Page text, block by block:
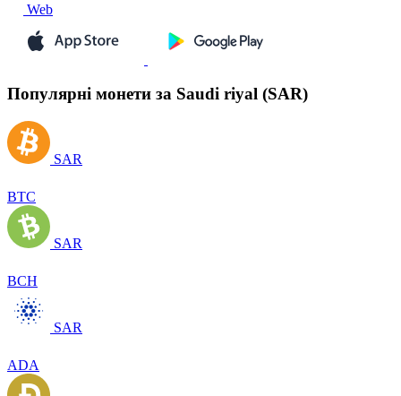
Web
Популярні монети за Saudi riyal (SAR)
SAR
BTC
SAR
BCH
SAR
ADA